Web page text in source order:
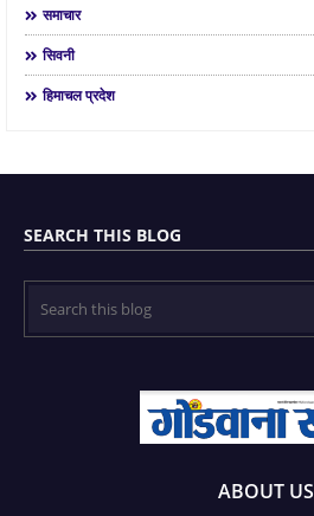
समाचार
सिवनी
हिमाचल प्रदेश
SEARCH THIS BLOG
ABOUT US